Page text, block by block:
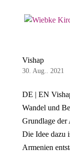
Vishap
30. Aug.. 2021
DE | EN
Wandel und
Grundlage
Die Idee dazu
Armenien